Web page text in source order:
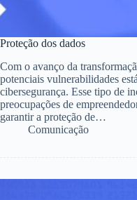
Proteção dos dados
Com o avanço da
potenciais vulnerabilidades
cibersegurança. Esse tipo de
preocupações de
garantir a proteção de…
Comunicação